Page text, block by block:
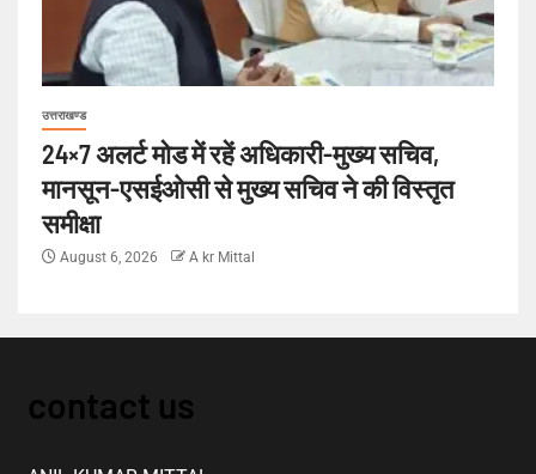
उत्तराखण्ड
24×7 अलर्ट मोड में रहें अधिकारी-मुख्य सचिव,
मानसून-एसईओसी से मुख्य सचिव ने की विस्तृत
समीक्षा
August 6, 2026 A kr Mittal
contact us